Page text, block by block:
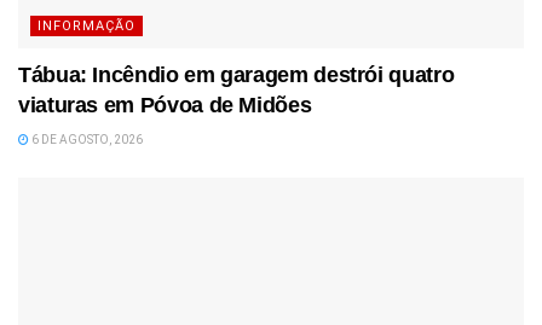
INFORMAÇÃO
Tábua: Incêndio em garagem destrói quatro
viaturas em Póvoa de Midões
6 DE AGOSTO, 2026